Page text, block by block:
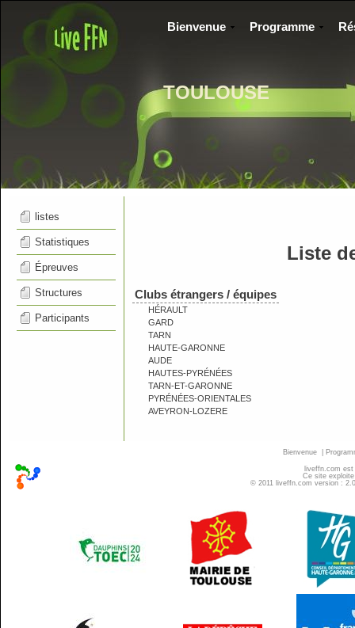
TOULOUSE
Bienvenue Programme
listes
Statistiques
Épreuves
Structures
Participants
Liste
Clubs étrangers / équipes
HÉRAULT
GARD
TARN
HAUTE-GARONNE
AUDE
HAUTES-PYRÉNÉES
TARN-ET-GARONNE
PYRÉNÉES-ORIENTALES
AVEYRON-LOZERE
Bienvenue
liveffn.com
Ce site
© 2011 liveffn.com version :